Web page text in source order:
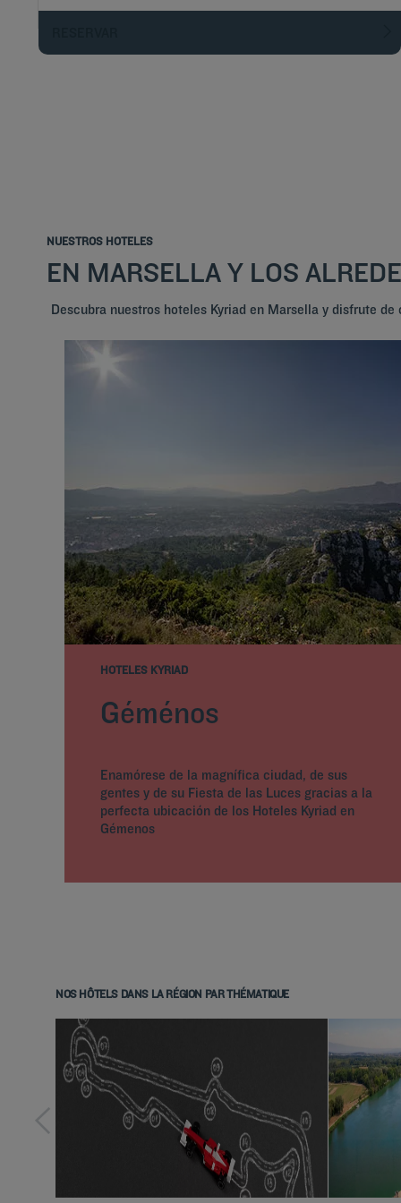
NUESTROS HOTELES
EN MARSELLA Y LOS
Descubra nuestros hoteles Kyriad en Marsella y disfrute
HOTELES KYRIAD
Géménos
Enamórese de la magnífica ciudad, de sus
gentes y de su Fiesta de las Luces gracias a la
perfecta ubicación de los Hoteles Kyriad en
Gémenos
NOS HÔTELS DANS LA RÉGION PAR THÉMATIQUE